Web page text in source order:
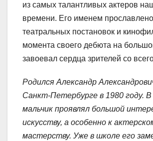
из самых талантливых актеров
времени. Его именем
театральных постановок и
момента своего дебюта на
завоевал сердца зрителей со
Родился Александр
Санкт-Петербурге в 1980 году.
мальчик проявлял большой
искусству, а особенно к
мастерству. Уже в школе его